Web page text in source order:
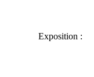
Exposition :